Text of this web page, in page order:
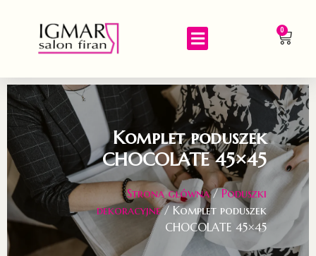
0
Komplet poduszek
CHOCOLATE 45×45
Strona główna/Poduszki
dekoracyjne/ Komplet poduszek
CHOCOLATE 45×45